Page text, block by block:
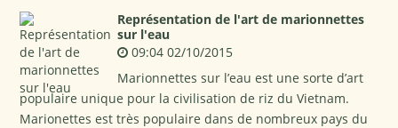
Représentation de l'art de marionnettes
sur l'eau
09:04 02/10/2015
Marionnettes sur l’eau est une sorte d’art
populaire unique pour la civilisation de riz du Vietnam.
Marionettes est très populaire dans de nombreux pays du